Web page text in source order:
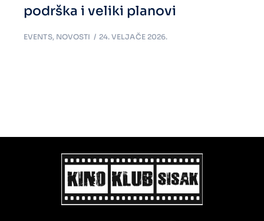
podrška i veliki planovi
EVENTS, NOVOSTI 24. VELJAČE 2026.